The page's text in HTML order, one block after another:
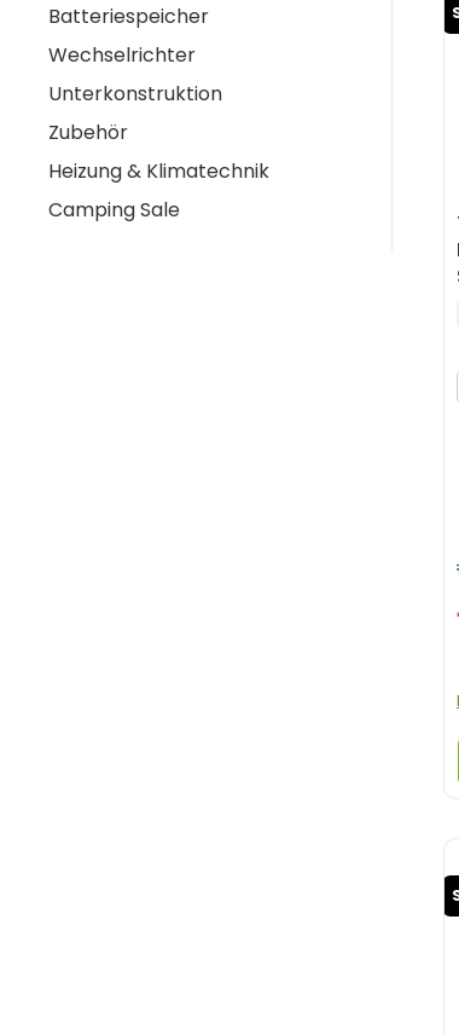
Batteriespeicher
Wechselrichter
Unterkonstruktion
Zubehör
Heizung & Klimatechnik
Camping Sale